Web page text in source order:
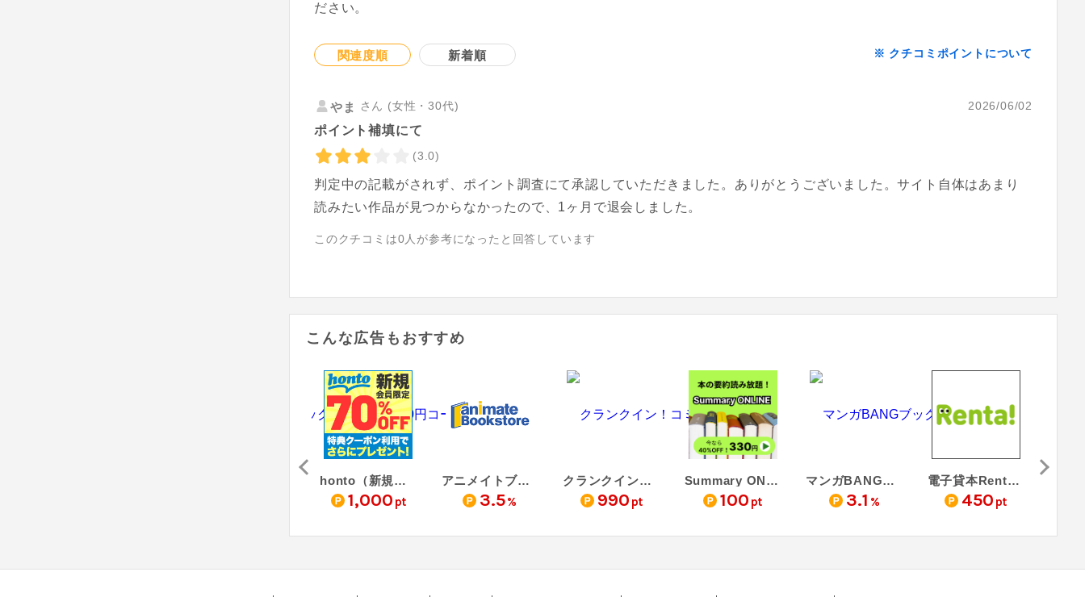
ださい。
※ クチコミポイントについて
関連度順 新着順
やま さん (女性・30代) 2026/06/02
ポイント補填にて
(3.0)
判定中の記載がされず、ポイント調査にて承認していただきました。ありがとうございました。サイト自体はあまり
読みたい作品が見つからなかったので、1ヶ月で退会しました。
このクチコミは0人が参考になったと回答しています
こんな広告もおすすめ
honto（新規購入）
1,000 pt
アニメイトブックストア
3.5%
クランクイン！コミック
990 pt
Summary ONLINE - サマリーオンライン（会員登録＋3日間利用）
100 pt
マンガBANGブックス
3.1 %
電子貸本Renta!（新規入会＋ポイント消費）
450 pt